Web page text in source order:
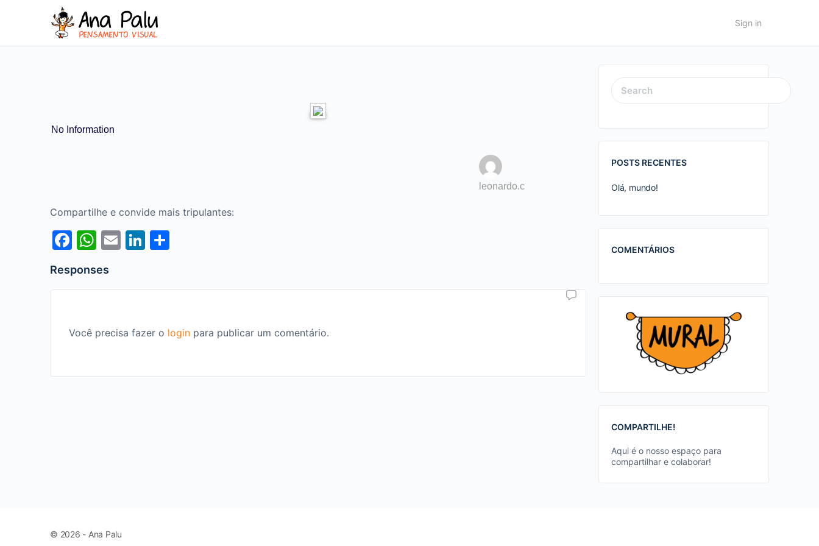
Sign in
No Information
leonardo.c
Compartilhe e convide mais tripulantes:
Facebook
WhatsApp
EmailLinkedIn
Responses
Você precisa fazer o login para publicar um comentário.
SEARCH
FOR:
POSTS RECENTES
Olá, mundo!
COMENTÁRIOS
COMPARTILHE!
Aqui é o nosso espaço para
compartilhar e colaborar!
© 2026 - Ana Palu